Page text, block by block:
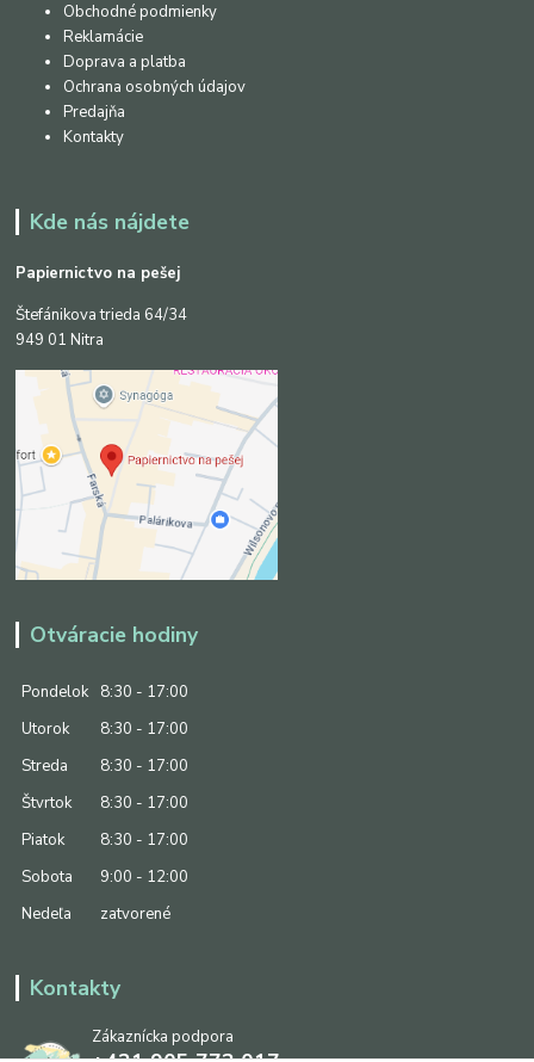
Obchodné podmienky
Reklamácie
Doprava a platba
Ochrana osobných údajov
Predajňa
Kontakty
Kde nás nájdete
Papiernictvo na pešej
Štefánikova trieda 64/34
949 01 Nitra
Otváracie hodiny
Pondelok
8:30 - 17:00
Utorok
8:30 - 17:00
Streda
8:30 - 17:00
Štvrtok
8:30 - 17:00
Piatok
8:30 - 17:00
Sobota
9:00 - 12:00
Nedeľa
zatvorené
Kontakty
Zákaznícka podpora